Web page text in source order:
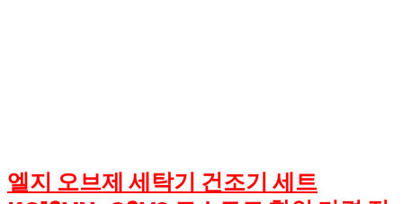
엘지 오브제 세탁기 건조기 세트